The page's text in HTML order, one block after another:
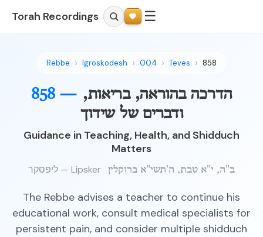
Torah Recordings ☰
Rebbe Igroskodesh 004 Teves 858
858 — הדרכה בהוראה, בריאות,
ודברים של שידוך
Guidance in Teaching, Health, and Shidduch
Matters
ליפסקר — Lipsker ב"ה, י"א טבת, ה'תשי"א ברוקלין
The Rebbe advises a teacher to continue his
educational work, consult medical specialists for
persistent pain, and consider multiple shidduch